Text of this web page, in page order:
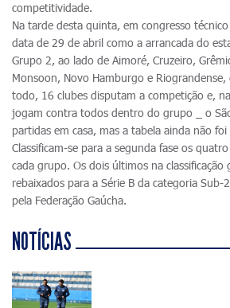
competitividade.
Na tarde desta quinta, em congresso
data de 29 de abril como a arrancada do
Grupo 2, ao lado de Aimoré, Cruzeiro,
Monsoon, Novo Hamburgo e Riograndense,
todo, 16 clubes disputam a competição e,
jogam contra todos dentro do grupo _ o
partidas em casa, mas a tabela ainda não foi
Classificam-se para a segunda fase os
cada grupo. Os dois últimos na classificação
rebaixados para a Série B da categoria Sub-
pela Federação Gaúcha.
NOTÍCIAS